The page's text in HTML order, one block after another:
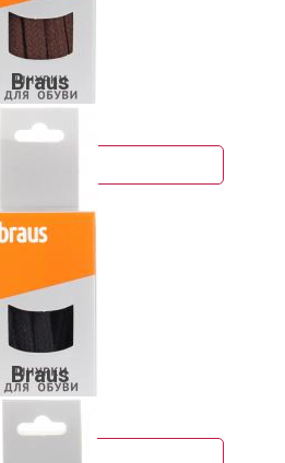
Braus
118 руб.
Braus
128 руб.